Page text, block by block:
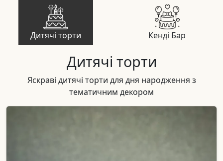
Дитячі торти Кенді Бар
Дитячі торти
Яскраві дитячі торти для дня народження з
тематичним декором